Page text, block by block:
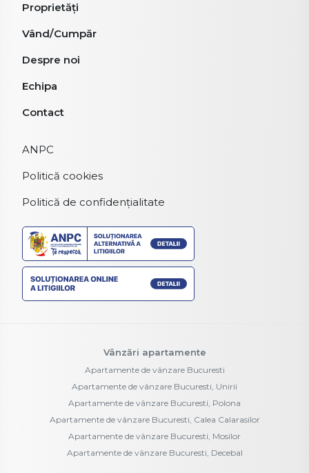
Proprietăți
Vând/Cumpăr
Despre noi
Echipa
Contact
ANPC
Politică cookies
Politică de confidențialitate
Vânzări apartamente
Apartamente de vânzare Bucuresti
Apartamente de vânzare Bucuresti, Unirii
Apartamente de vânzare Bucuresti, Polona
Apartamente de vânzare Bucuresti, Calea Calarasilor
Apartamente de vânzare Bucuresti, Mosilor
Apartamente de vânzare Bucuresti, Decebal